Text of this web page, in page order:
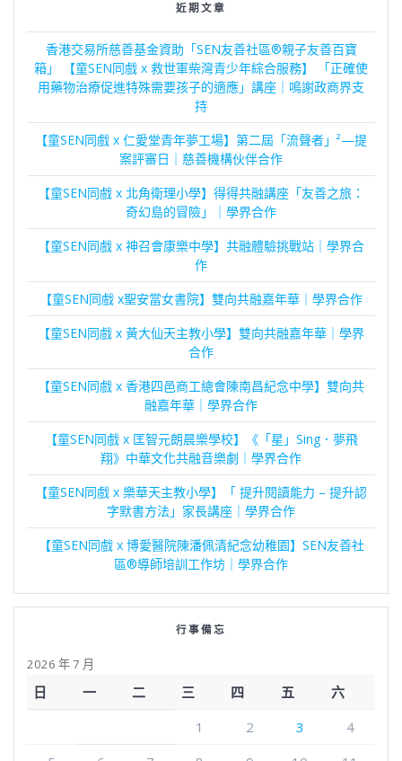
近期文章
香港交易所慈善基金資助「SEN友善社區®親子友善百寶
箱」 【童SEN同戲 x 救世軍柴灣青少年綜合服務】 「正確使
用藥物治療促進特殊需要孩子的適應」講座｜鳴謝政商界支
持
【童SEN同戲 x 仁愛堂青年夢工場】第二屆「流聲者」²—提
案評審日｜慈善機構伙伴合作
【童SEN同戲 x 北角衛理小學】得得共融講座「友善之旅：
奇幻島的冒險」｜學界合作
【童SEN同戲 x 神召會康樂中學】共融體驗挑戰站｜學界合
作
【童SEN同戲 x聖安當女書院】雙向共融嘉年華｜學界合作
【童SEN同戲 x 黃大仙天主教小學】雙向共融嘉年華｜學界
合作
【童SEN同戲 x 香港四邑商工總會陳南昌紀念中學】雙向共
融嘉年華｜學界合作
【童SEN同戲 x 匡智元朗晨樂學校】《「星」Sing．夢飛
翔》中華文化共融音樂劇｜學界合作
【童SEN同戲 x 樂華天主教小學】「 提升閱讀能力 – 提升認
字默書方法」家長講座｜學界合作
【童SEN同戲 x 博愛醫院陳潘佩清紀念幼稚園】SEN友善社
區®導師培訓工作坊｜學界合作
行事備忘
2026 年 7 月
日 一 二 三 四 五
六
1
2 3
4